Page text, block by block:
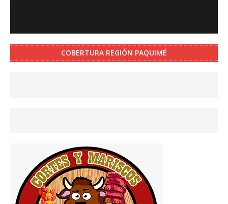
COBERTURA REGIÓN PAQUIMÉ